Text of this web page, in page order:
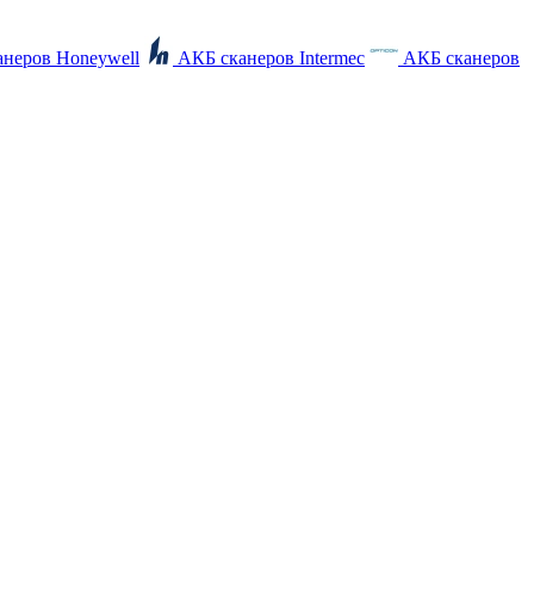
Honeywell АКБ сканеров Intermec
АКБ сканеров